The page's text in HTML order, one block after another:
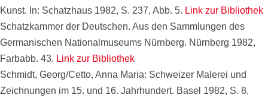
Kunst. In: Schatzhaus 1982, S. 237, Abb. 5. Link zur Bibliothek
Schatzkammer der Deutschen. Aus den Sammlungen des
Germanischen Nationalmuseums Nürnberg. Nürnberg 1982,
Farbabb. 43. Link zur Bibliothek
Schmidt, Georg/Cetto, Anna Maria: Schweizer Malerei und
Zeichnungen im 15. und 16. Jahrhundert. Basel 1982, S. 8,